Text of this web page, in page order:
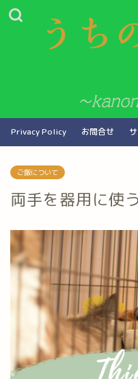
Privacy Policy お問合せ
ご飯について
両手を器用に使